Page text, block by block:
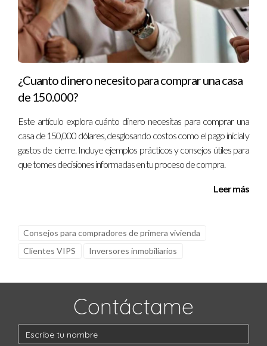
oportunidad de disfrutar del aire libre y fomentar el bienestar
físico y emocional.
¿Dónde puedo encontrar productos locales
frescos?
Los mercados locales son un excelente lugar para adquirir
productos frescos y de calidad. Además, muchos
ingredientes provenientes de productores locales.
¿Qué festividades son las más representativas en
la comunidad?
Las fiestas patronales son una de las celebraciones más
talleres de arte hasta asistir a eventos comunitarios y
festivales. Estas actividades son ideales para conocer a otros
vecinos y fortalecer la comunidad.
¿Cuanto dinero necesito para comprar una casa
de 150.000?
Este artículo explora cuánto dinero necesitas para comprar una
casa de 150,000 dólares, desglosando costos como el pago inicial y
gastos de cierre. Incluye ejemplos prácticos y consejos útiles para
que tomes decisiones informadas en tu proceso de compra.
Leer más
Consejos para compradores de primera vivienda
Clientes VIPS
Inversores inmobiliarios
Contáctame